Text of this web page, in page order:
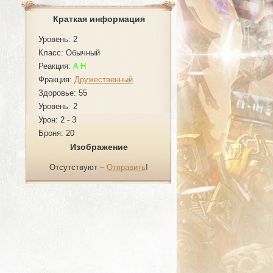
Краткая информация
Уровень: 2
Класс: Обычный
Реакция: A H
Фракция: Дружественный
Здоровье: 55
Уровень: 2
Урон: 2 - 3
Броня: 20
Изображение
Отсутствуют – Отправить!